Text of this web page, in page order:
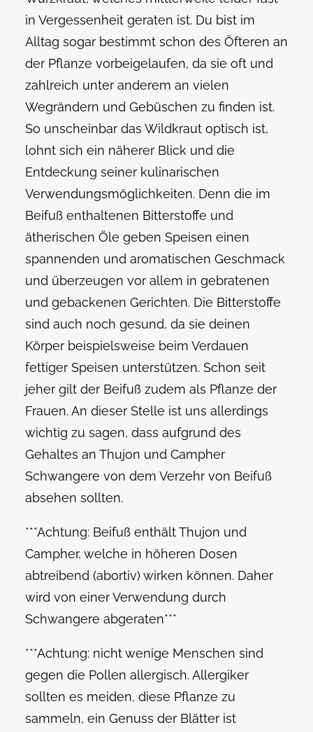
in Vergessenheit geraten ist. Du bist im
Alltag sogar bestimmt schon des Öfteren an
der Pflanze vorbeigelaufen, da sie oft und
zahlreich unter anderem an vielen
Wegrändern und Gebüschen zu finden ist.
So unscheinbar das Wildkraut optisch ist,
lohnt sich ein näherer Blick und die
Entdeckung seiner kulinarischen
Verwendungsmöglichkeiten. Denn die im
Beifuß enthaltenen Bitterstoffe und
ätherischen Öle geben Speisen einen
spannenden und aromatischen Geschmack
und überzeugen vor allem in gebratenen
und gebackenen Gerichten. Die Bitterstoffe
sind auch noch gesund, da sie deinen
Körper beispielsweise beim Verdauen
fettiger Speisen unterstützen. Schon seit
jeher gilt der Beifuß zudem als Pflanze der
Frauen. An dieser Stelle ist uns allerdings
wichtig zu sagen, dass aufgrund des
Gehaltes an Thujon und Campher
Schwangere von dem Verzehr von Beifuß
absehen sollten.
***Achtung: Beifuß enthält Thujon und
Campher, welche in höheren Dosen
abtreibend (abortiv) wirken können. Daher
wird von einer Verwendung durch
Schwangere abgeraten***
***Achtung: nicht wenige Menschen sind
gegen die Pollen allergisch. Allergiker
sollten es meiden, diese Pflanze zu
sammeln, ein Genuss der Blätter ist